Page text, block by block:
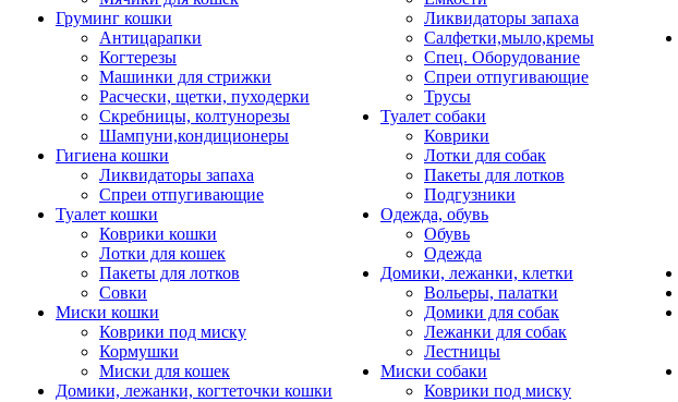
Груминг кошки
Антицарапки
Когтерезы
Машинки для стрижки
Расчески, щетки, пуходерки
Скребницы, колтунорезы
Шампуни,кондиционеры
Гигиена кошки
Ликвидаторы запаха
Спреи отпугивающие
Туалет кошки
Коврики кошки
Лотки для кошек
Пакеты для лотков
Совки
Миски кошки
Коврики под миску
Кормушки
Миски для кошек
Домики, лежанки, когтеточки кошки
Ликвидаторы запаха
Салфетки,мыло,кремы
Спец. Оборудование
Спреи отпугивающие
Трусы
Туалет собаки
Коврики
Лотки для собак
Пакеты для лотков
Подгузники
Одежда, обувь
Обувь
Одежда
Домики, лежанки, клетки
Вольеры, палатки
Домики для собак
Лежанки для собак
Лестницы
Миски собаки
Коврики под миску